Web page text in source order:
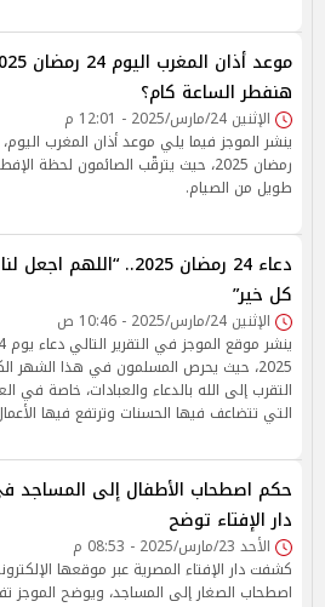
هنفطر الساعة كام؟
الإثنين 24/مارس/2025 - 12:01 م
رمضان 2025، حيث يترقّب الصائمون لحظة
طويل من الصيام.
دعاء 24 رمضان 2025.. “اللهم
كل خير”
الإثنين 24/مارس/2025 - 10:46 ص
2025، حيث يحرص المسلمون في هذا الشهر
التقرب إلى الله بالدعاء والعبادات، خاصة في
التي تتضاعف فيها الحسنات وترتفع فيها
حكم اصطحاب الأطفال إلى المساجد
دار الإفتاء توضح
الأحد 23/مارس/2025 - 08:53 م
كشفت دار الإفتاء المصرية عبر موقعها
اصطحاب الصغار إلى المساجد، ويوضح الموجز